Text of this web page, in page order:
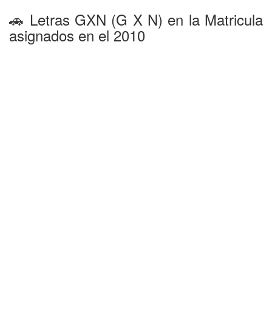
🚗 Letras GXN (G X N) en la Matricula
asignados en el 2010